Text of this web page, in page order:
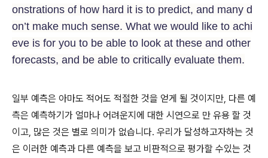
onstrations of how hard it is to predict, and many d
on’t make much sense. What we would like to achi
eve is for you to be able to look at these and other
forecasts, and be able to critically evaluate them.
일부 예측은 아마도 적어도 적절한 것을 얻게 될 것이지만, 다른 예
측은 예측하기가 얼마나 어려운지에 대한 시연으로 만 유용 할 것
이고, 많은 것은 별로 의미가 없습니다. 우리가 달성하고자하는 것
은 이러한 예측과 다른 예측을 보고 비판적으로 평가할 수있는 것